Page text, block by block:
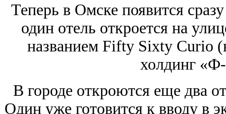
Теперь в Омске появится
один отель откроется на
названием Fifty Sixty Curio
холдинг
В городе откроются еще два
Один уже готовится к вводу в